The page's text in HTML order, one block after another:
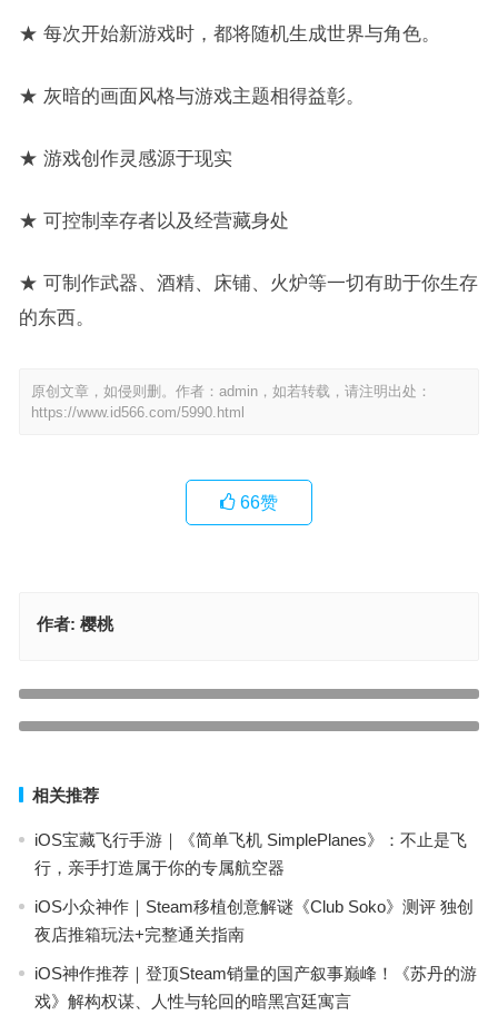
★ 每次开始新游戏时，都将随机生成世界与角色。
★ 灰暗的画面风格与游戏主题相得益彰。
★ 游戏创作灵感源于现实
★ 可控制幸存者以及经营藏身处
★ 可制作武器、酒精、床铺、火炉等一切有助于你生存
的东西。
原创文章，如侵则删。作者：admin，如若转载，请注明出处：
https://www.id566.com/5990.html
66赞
作者: 樱桃
苹果ios游戏推荐【展翅翱翔】更新DLC，一款屡获殊荣的鸟类主题策
相关推荐
iOS宝藏飞行手游｜《简单飞机 SimplePlanes》：不止是飞
行，亲手打造属于你的专属航空器
iOS小众神作｜Steam移植创意解谜《Club Soko》测评 独创
夜店推箱玩法+完整通关指南
iOS神作推荐｜登顶Steam销量的国产叙事巅峰！《苏丹的游
戏》解构权谋、人性与轮回的暗黑宫廷寓言